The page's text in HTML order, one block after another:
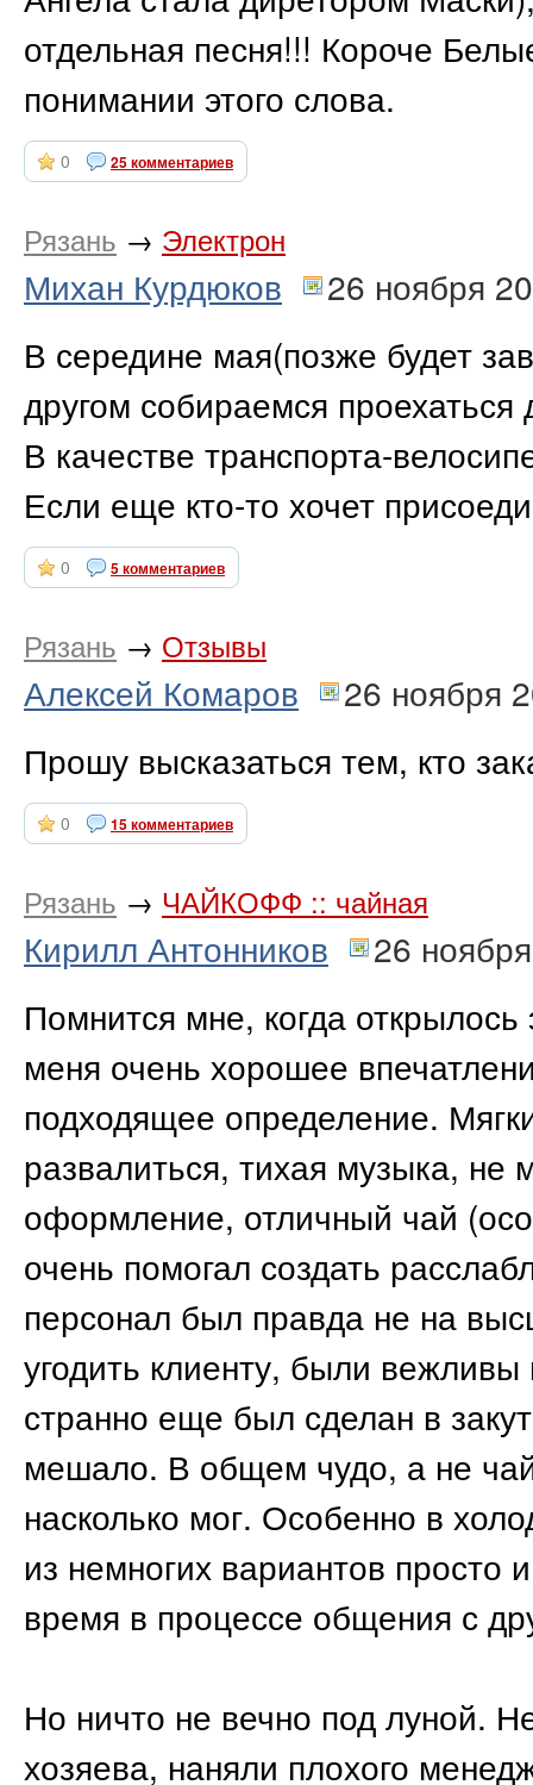
отдельная песня!!! Короче
понимании этого слова.
0 25 комментариев
Рязань → Электрон
Михан Курдюков
26 ноября
В середине мая(позже будет
другом собираемся проехаться
В качестве транспорта-
Если еще кто-то хочет
0 5 комментариев
Рязань → Отзывы
Алексей Комаров
26 ноября
Прошу высказаться тем, кто
0 15 комментариев
Рязань → ЧАЙКОФФ :: чайная
Кирилл Антонников
26
Помнится мне, когда
меня очень хорошее
подходящее определение.
развалиться, тихая музыка,
оформление, отличный чай
очень помогал создать
персонал был правда не на
угодить клиенту, были
странно еще был сделан в
мешало. В общем чудо, а не
насколько мог. Особенно в
из немногих вариантов просто
время в процессе общения с
Но ничто не вечно под луной.
хозяева, наняли плохого